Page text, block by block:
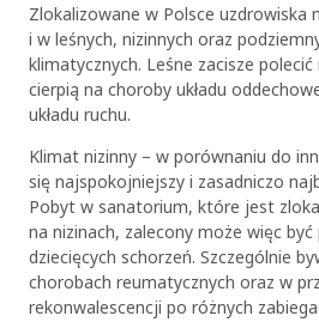
Zlokalizowane w Polsce uzdrowiska
i w leśnych, nizinnych oraz
klimatycznych. Leśne zacisze
cierpią na choroby układu
układu ruchu.
Klimat nizinny – w porównaniu do
się najspokojniejszy i zasadniczo
Pobyt w sanatorium, które jest
na nizinach, zalecony może więc być
dziecięcych schorzeń. Szczególnie
chorobach reumatycznych oraz w
rekonwalescencji po różnych